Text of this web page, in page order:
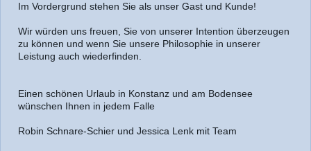
Im Vordergrund stehen Sie als unser Gast und Kunde!
Wir würden uns freuen, Sie von unserer Intention überzeugen
zu können und wenn Sie unsere Philosophie in unserer
Leistung auch wiederfinden.
Einen schönen Urlaub in Konstanz und am Bodensee
wünschen Ihnen in jedem Falle
Robin Schnare-Schier und Jessica Lenk mit Team